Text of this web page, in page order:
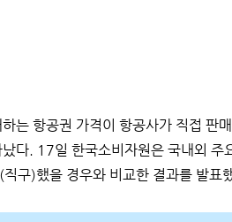
는 항공권 가격이 항공사가 직접 판
다. 17일 한국소비자원은 국내외 주
구)했을 경우와 비교한 결과를 발표